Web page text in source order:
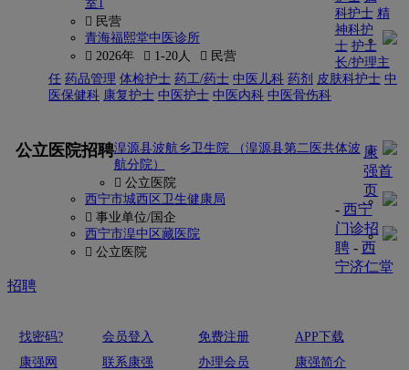
室1
 民营
青海福熙堂中医诊所
 2026年
 1-20人  民营
科护士 精
神科护
士 护士
长/护理主
任 药品管理 体检护士 药工/药士 中医儿科 药剂 皮肤科护士 中
医保健科 康复护士 中医护士 中医内科 中医骨伤科
公立医院招聘湟源县波航乡卫生院 （湟源县第二医共体波
航分院）
 公立医院
西宁市城西区卫生健康局
 事业单位/国企
西宁市湟中区藏医院
 公立医院
康
强首
页
- 西宁
门诊招
聘- 西
宁济仁堂
招聘
找密码? 会员登入 免费注册
APP下载
康强网
联系康强 办理会员 康强简介